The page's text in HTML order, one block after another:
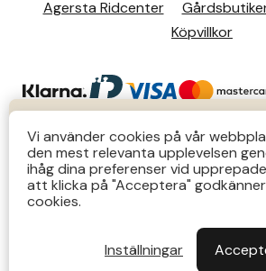
KUNDTJÄNST
Butiks- & telefontider Mån-Tors 12-
övriga tider via e-post:
Till OUTLET>>
Agersta Ridcenter
Köpvillkor
© 2026 Agersta.
Vi använder cookies på vår
den mest relevanta upplevelsen
ihåg dina preferenser vid
att klicka på "Acceptera"
cookies.
Inställningar